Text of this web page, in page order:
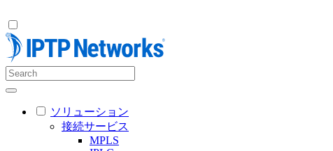
ソリューション
接続サービス
MPLS